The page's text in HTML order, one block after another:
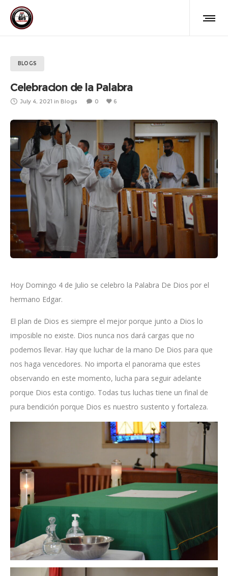
BLOGS
Celebracion de la Palabra
July 4, 2021 in Blogs 0 6
Hoy Domingo 4 de Julio se celebro la Palabra De Dios por el
hermano Edgar.
El plan de Dios es siempre el mejor porque junto a Dios lo
imposible no existe. Dios nunca nos dará cargas que no
podemos llevar. Hay que luchar de la mano De Dios para que
nos haga vencedores. No importa el panorama que estes
observando en este momento, lucha para seguir adelante
porque Dios esta contigo. Todas tus luchas tiene un final de
pura bendición porque Dios es nuestro sustento y fortaleza.